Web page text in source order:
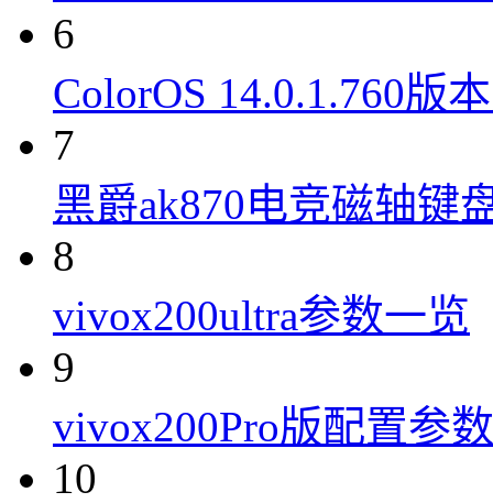
6
ColorOS 14.0.1.760版
7
黑爵ak870电竞磁轴键
8
vivox200ultra参数一览
9
vivox200Pro版配置参数
10